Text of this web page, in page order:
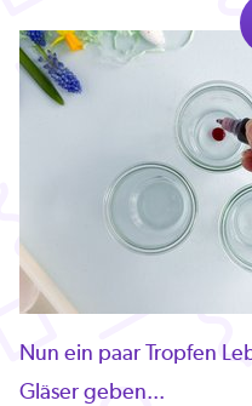
Nun ein paar Tropfen
Gläser geben...